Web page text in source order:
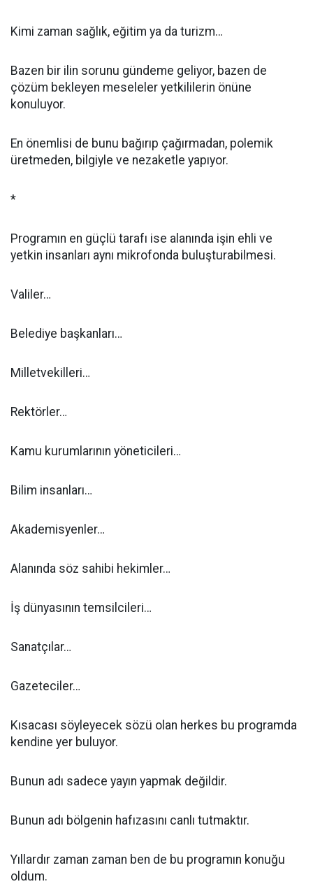
Kimi zaman sağlık, eğitim ya da turizm…
Bazen bir ilin sorunu gündeme geliyor, bazen de
çözüm bekleyen meseleler yetkililerin önüne
konuluyor.
En önemlisi de bunu bağırıp çağırmadan, polemik
üretmeden, bilgiyle ve nezaketle yapıyor.
*
Programın en güçlü tarafı ise alanında işin ehli ve
yetkin insanları aynı mikrofonda buluşturabilmesi.
Valiler…
Belediye başkanları…
Milletvekilleri…
Rektörler…
Kamu kurumlarının yöneticileri…
Bilim insanları…
Akademisyenler…
Alanında söz sahibi hekimler…
İş dünyasının temsilcileri…
Sanatçılar…
Gazeteciler…
Kısacası söyleyecek sözü olan herkes bu programda
kendine yer buluyor.
Bunun adı sadece yayın yapmak değildir.
Bunun adı bölgenin hafızasını canlı tutmaktır.
Yıllardır zaman zaman ben de bu programın konuğu
oldum.